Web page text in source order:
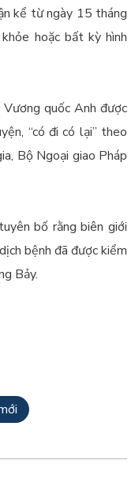
kể từ ngày 15 tháng
hoặc bất kỳ hình
quốc Anh được
“có đi có lại” theo
Bộ Ngoại giao Pháp
bố rằng biên giới
bệnh đã được kiểm
Bảy.